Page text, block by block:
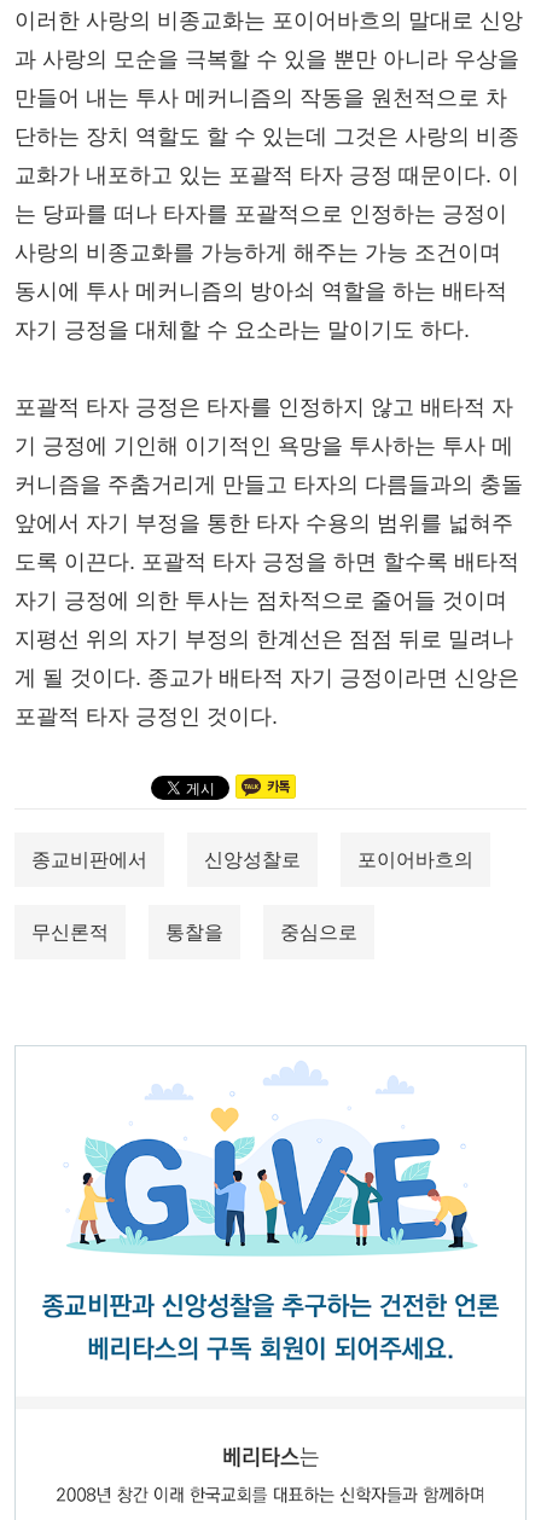
이러한 사랑의 비종교화는 포이어바흐의 말대로 신앙
과 사랑의 모순을 극복할 수 있을 뿐만 아니라 우상을
만들어 내는 투사 메커니즘의 작동을 원천적으로 차
단하는 장치 역할도 할 수 있는데 그것은 사랑의 비종
교화가 내포하고 있는 포괄적 타자 긍정 때문이다. 이
는 당파를 떠나 타자를 포괄적으로 인정하는 긍정이
사랑의 비종교화를 가능하게 해주는 가능 조건이며
동시에 투사 메커니즘의 방아쇠 역할을 하는 배타적
자기 긍정을 대체할 수 요소라는 말이기도 하다.
포괄적 타자 긍정은 타자를 인정하지 않고 배타적 자
기 긍정에 기인해 이기적인 욕망을 투사하는 투사 메
커니즘을 주춤거리게 만들고 타자의 다름들과의 충돌
앞에서 자기 부정을 통한 타자 수용의 범위를 넓혀주
도록 이끈다. 포괄적 타자 긍정을 하면 할수록 배타적
자기 긍정에 의한 투사는 점차적으로 줄어들 것이며
지평선 위의 자기 부정의 한계선은 점점 뒤로 밀려나
게 될 것이다. 종교가 배타적 자기 긍정이라면 신앙은
포괄적 타자 긍정인 것이다.
종교비판에서 신앙성찰로 포이어바흐의
무신론적 통찰을 중심으로